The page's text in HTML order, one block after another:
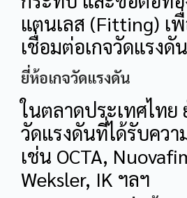
แตนเลส (Fitting) เ
เชื่อมต่อเกจวัดแรงดัน
ยี่ห้อเกจวัดแรงดัน
ในตลาดประเทศไทย
วัดแรงดันที่ได้รับควา
เช่น OCTA,
Weksler, IK ฯลฯ